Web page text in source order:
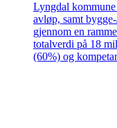
Lyngdal
avløp, samt
gjennom en
totalverdi på 18
(60%) og